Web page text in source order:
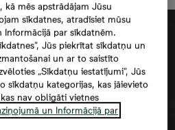
mēs apstrādājam Jūsu
sīkdatnes, atradīsiet mūsu
Informācijā par sīkdatnēm.
Jūs piekrītat sīkdatņu un
un ar to saistīto
„Sīkdatņu iestatījumi”, Jūs
sīkdatņu kategorijas, kas jāievieto
nav obligāti vietnes
un Informācijā par